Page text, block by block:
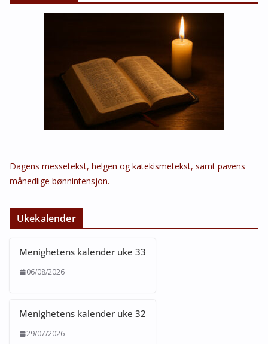
Dagens messetekst, helgen og katekismetekst, samt pavens
månedlige bønnintensjon.
Ukekalender
Menighetens kalender uke 33
06/08/2026
Menighetens kalender uke 32
29/07/2026